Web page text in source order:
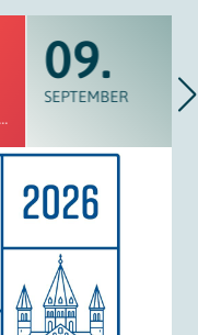
Mainzer Firmenlauf
09.
SEPTEMBER